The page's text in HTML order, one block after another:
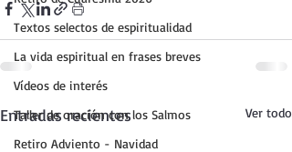
Textos selectos de espiritualidad
La vida espiritual en frases breves
Vídeos de interés
Taller de oración con los Salmos
Retiro Adviento - Navidad
Entradas recientes Ver todo